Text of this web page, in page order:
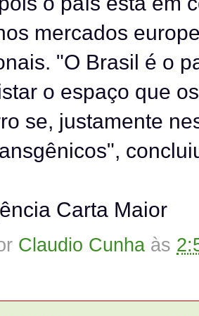
mercados
"O Brasil é o
o espaço que
se, justamente
Carta Maior
Claudio Cunha às